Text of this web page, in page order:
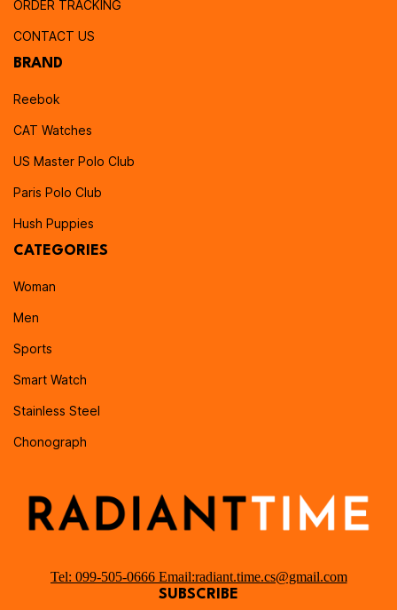
ORDER TRACKING
CONTACT US
BRAND
Reebok
CAT Watches
US Master Polo Club
Paris Polo Club
Hush Puppies
CATEGORIES
Woman
Men
Sports
Smart Watch
Stainless Steel
Chonograph
Tel: 099-505-0666 Email:radiant.time.cs@gmail.com
SUBSCRIBE